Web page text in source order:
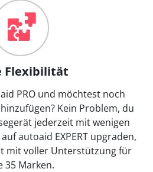
Flexibilität
PRO und möchtest noch
Kein Problem, du
jederzeit mit wenigen
autoaid EXPERT upgraden,
mit voller Unterstützung für
35 Marken.